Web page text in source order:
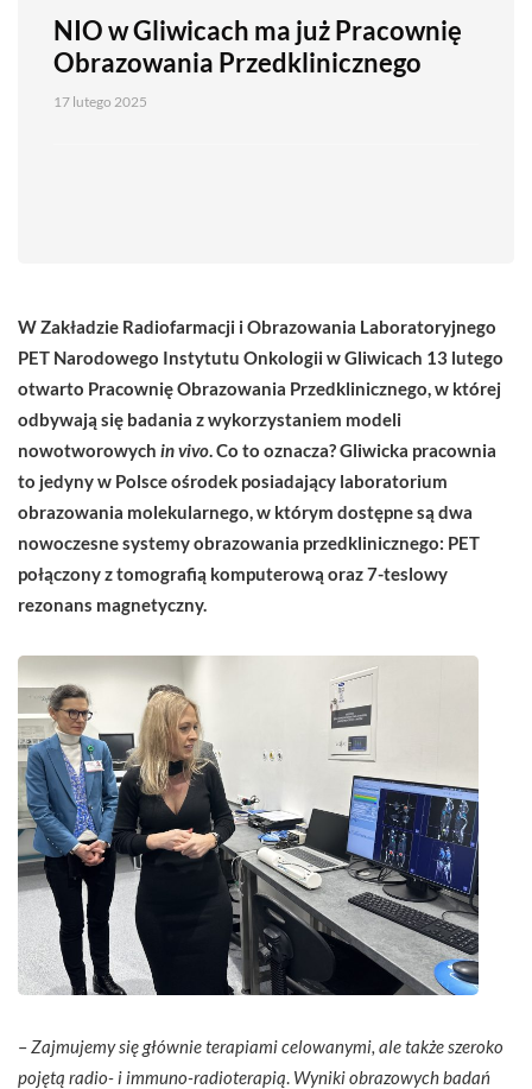
NIO w Gliwicach ma już Pracownię
Obrazowania Przedklinicznego
17 lutego 2025
W Zakładzie Radiofarmacji i Obrazowania Laboratoryjnego
PET Narodowego Instytutu Onkologii w Gliwicach 13 lutego
otwarto Pracownię Obrazowania Przedklinicznego, w której
odbywają się badania z wykorzystaniem modeli
nowotworowych in vivo . Co to oznacza? Gliwicka pracownia
to jedyny w Polsce ośrodek posiadający laboratorium
obrazowania molekularnego, w którym dostępne są dwa
nowoczesne systemy obrazowania przedklinicznego: PET
połączony z tomografią komputerową oraz 7-teslowy
rezonans magnetyczny.
– Zajmujemy się głównie terapiami celowanymi, ale także szeroko
pojętą radio- i immuno-radioterapią Wyniki obrazowych badań